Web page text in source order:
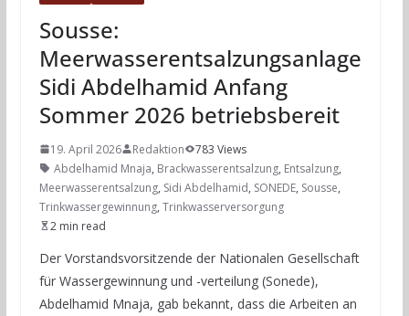
Sousse:
Meerwasserentsalzungsanlage
Sidi Abdelhamid Anfang
Sommer 2026 betriebsbereit
19. April 2026 Redaktion
783 Views
Abdelhamid Mnaja, Brackwasserentsalzung, Entsalzung,
Meerwasserentsalzung, Sidi Abdelhamid, SONEDE, Sousse,
Trinkwassergewinnung, Trinkwasserversorgung
2 min read
Der Vorstandsvorsitzende der Nationalen Gesellschaft
für Wassergewinnung und -verteilung (Sonede),
Abdelhamid Mnaja, gab bekannt, dass die Arbeiten an